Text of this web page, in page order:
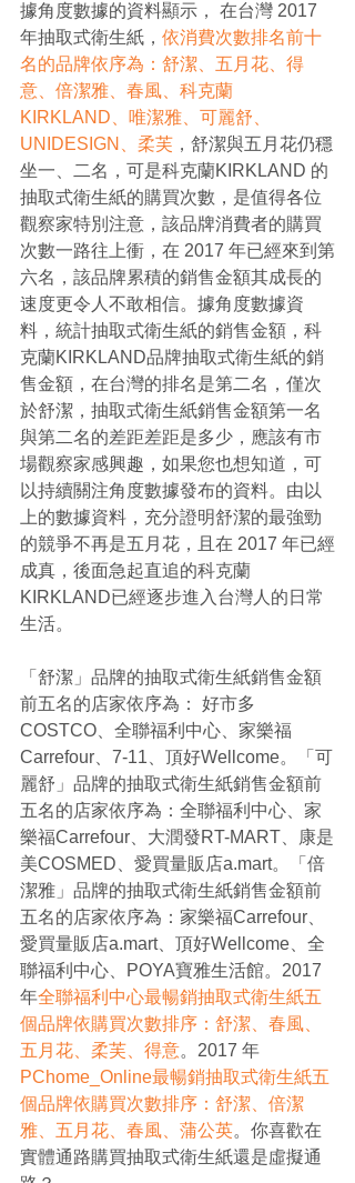
據角度數據的資料顯示， 在台灣 2017
年抽取式衛生紙， 依消費次數排名前十
名的品牌依序為：舒潔、五月花、得
意、倍潔雅、春風、科克蘭
KIRKLAND、唯潔雅、可麗舒、
UNIDESIGN、柔芙 ，舒潔與五月花仍穩
坐一、二名，可是科克蘭KIRKLAND 的
抽取式衛生紙的購買次數，是值得各位
觀察家特別注意，該品牌消費者的購買
次數一路往上衝，在 2017 年已經來到第
六名，該品牌累積的銷售金額其成長的
速度更令人不敢相信。據角度數據資
料，統計抽取式衛生紙的銷售金額，科
克蘭KIRKLAND品牌抽取式衛生紙的銷
售金額，在台灣的排名是第二名，僅次
於舒潔，抽取式衛生紙銷售金額第一名
與第二名的差距差距是多少，應該有市
場觀察家感興趣，如果您也想知道，可
以持續關注角度數據發布的資料。由以
上的數據資料，充分證明舒潔的最強勁
的競爭不再是五月花，且在 2017 年已經
成真，後面急起直追的科克蘭
KIRKLAND已經逐步進入台灣人的日常
生活。
「舒潔」品牌的抽取式衛生紙銷售金額
前五名的店家依序為： 好市多
COSTCO、全聯福利中心、家樂福
Carrefour、7-11、頂好Wellcome。「可
麗舒」品牌的抽取式衛生紙銷售金額前
五名的店家依序為：全聯福利中心、家
樂福Carrefour、大潤發RT-MART、康是
美COSMED、愛買量販店a.mart。「倍
潔雅」品牌的抽取式衛生紙銷售金額前
五名的店家依序為：家樂福Carrefour、
愛買量販店a.mart、頂好Wellcome、全
聯福利中心、POYA寶雅生活館。2017
年全聯福利中心最暢銷抽取式衛生紙五
個品牌依購買次數排序：舒潔、春風、
五月花、柔芙、得意。2017 年
PChome_Online最暢銷抽取式衛生紙五
個品牌依購買次數排序：舒潔、倍潔
雅、五月花、春風、蒲公英。你喜歡在
實體通路購買抽取式衛生紙還是虛擬通